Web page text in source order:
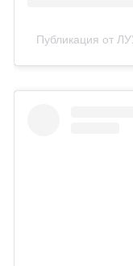
Публикация от